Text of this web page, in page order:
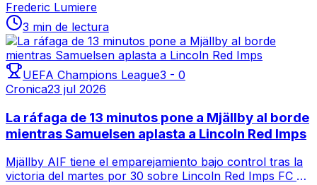
Frederic Lumiere
3 min de lectura
UEFA Champions League3 - 0
Cronica23 jul 2026
La ráfaga de 13 minutos pone a Mjällby al borde
mientras Samuelsen aplasta a Lincoln Red Imps
Mjällby AIF tiene el emparejamiento bajo control tras la
victoria del martes por 30 sobre Lincoln Red Imps FC en